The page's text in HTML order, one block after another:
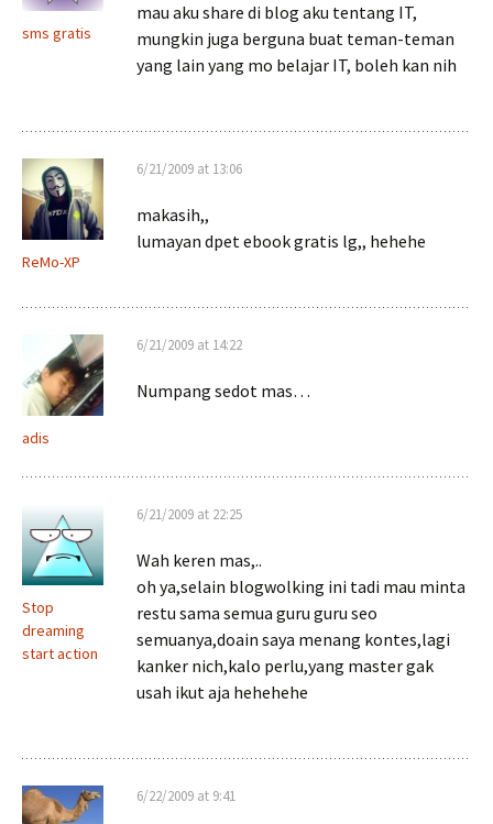
sms gratis
mau aku share di blog aku tentang IT,
mungkin juga berguna buat teman-teman
yang lain yang mo belajar IT, boleh kan nih
ReMo-XP
6/21/2009 at 13:06
makasih,,
lumayan dpet ebook gratis lg,, hehehe
adis
6/21/2009 at 14:22
Numpang sedot mas…
Stop
dreaming
start action
6/21/2009 at 22:25
Wah keren mas,..
oh ya,selain blogwolking ini tadi mau minta
restu sama semua guru guru seo
semuanya,doain saya menang kontes,lagi
kanker nich,kalo perlu,yang master gak
usah ikut aja hehehehe
6/22/2009 at 9:41